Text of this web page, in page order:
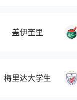
盖伊奎里
梅里达大学生